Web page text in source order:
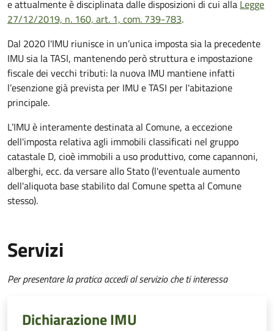
e attualmente è disciplinata dalle disposizioni di cui alla Legge
27/12/2019, n. 160, art. 1, com. 739-783.
Dal 2020 l'IMU riunisce in un’unica imposta sia la precedente
IMU sia la TASI, mantenendo però struttura e impostazione
fiscale dei vecchi tributi: la nuova IMU mantiene infatti
l’esenzione già prevista per IMU e TASI per l'abitazione
principale.
L’IMU è interamente destinata al Comune, a eccezione
dell'imposta relativa agli immobili classificati nel gruppo
catastale D, cioè immobili a uso produttivo, come capannoni,
alberghi, ecc. da versare allo Stato (l'eventuale aumento
dell'aliquota base stabilito dal Comune spetta al Comune
stesso).
Servizi
Per presentare la pratica accedi al servizio che ti interessa
Dichiarazione IMU